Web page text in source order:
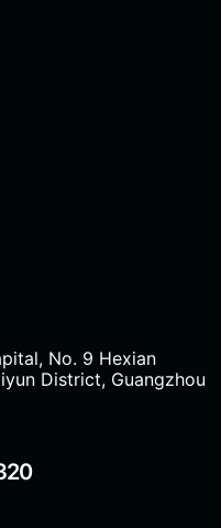
No. 9 Hexian
District, Guangzhou